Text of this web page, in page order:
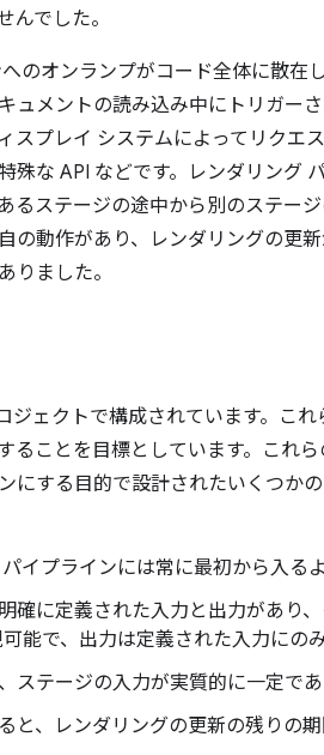
んでした。
のオンランプがコード全体に散在
ュメントの読み込み中にトリガー
スプレイ システムによってリクエ
殊な API などです。レンダリング
るステージの途中から別のステー
の動作があり、レンダリングの更
りました。
ジェクトで構成されています。こ
ることを目標としています。これ
にする目的で設計されたいくつか
パイプラインには常に最初から入る
確に定義された入力と出力があり
能で、出力は定義された入力にの
ステージの入力が実質的に一定であ
と、レンダリングの更新の残りの